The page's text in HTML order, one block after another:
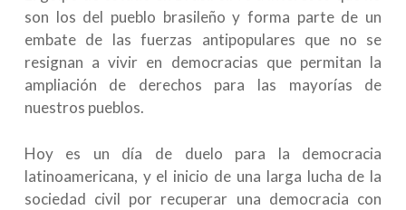
son los del pueblo brasileño y forma parte de un
embate de las fuerzas antipopulares que no se
resignan a vivir en democracias que permitan la
ampliación de derechos para las mayorías de
nuestros pueblos.
Hoy es un día de duelo para la democracia
latinoamericana, y el inicio de una larga lucha de la
sociedad civil por recuperar una democracia con